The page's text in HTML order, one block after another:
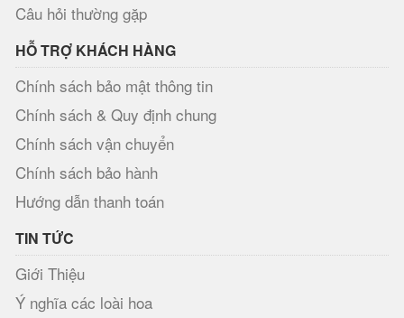
Câu hỏi thường gặp
HỖ TRỢ KHÁCH HÀNG
Chính sách bảo mật thông tin
Chính sách & Quy định chung
Chính sách vận chuyển
Chính sách bảo hành
Hướng dẫn thanh toán
TIN TỨC
Giới Thiệu
Ý nghĩa các loài hoa